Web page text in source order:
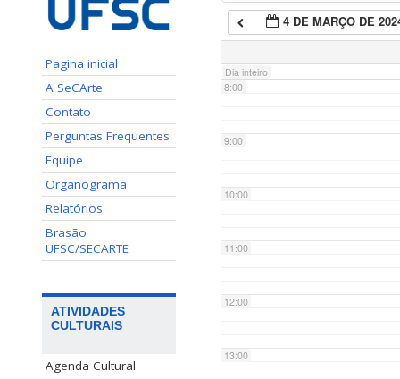
Pagina inicial
A SeCArte
Contato
Perguntas Frequentes
Equipe
Organograma
Relatórios
Brasão
UFSC/SECARTE
ATIVIDADES
CULTURAIS
Agenda Cultural
4 DE MARÇO DE
Dia inteiro
7:00
8:00
9:00
10:00
11:00
12:00
13:00